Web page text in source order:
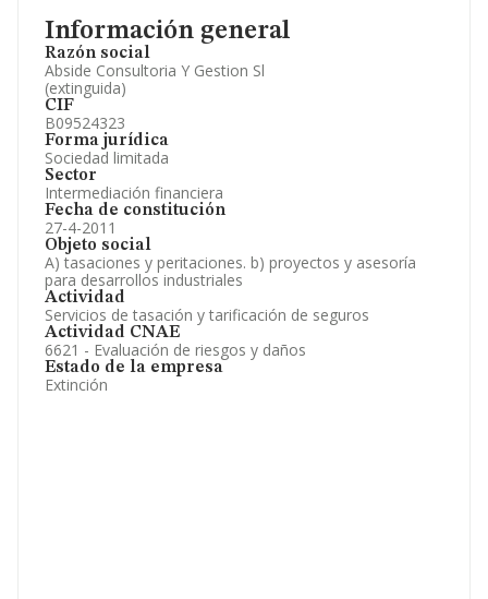
Información general
Razón social
Abside Consultoria Y Gestion Sl
(extinguida)
CIF
B09524323
Forma jurídica
Sociedad limitada
Sector
Intermediación financiera
Fecha de constitución
27-4-2011
Objeto social
A) tasaciones y peritaciones. b) proyectos y asesoría
para desarrollos industriales
Actividad
Servicios de tasación y tarificación de seguros
Actividad CNAE
6621 - Evaluación de riesgos y daños
Estado de la empresa
Extinción
Artículos de prensa publicados sobre la empresa.
Información oficial y registral complementaria.